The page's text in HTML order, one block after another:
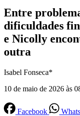
Entre
dificuldades
e Nicolly
outra
Isabel Fonseca*
10 de maio de 2026 às
Facebook